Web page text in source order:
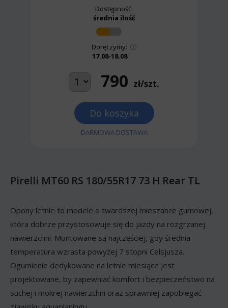
Dostępność:
średnia ilość
Doręczymy:
17.08-18.08
790 zł/szt.
Do koszyka
DARMOWA DOSTAWA
Pirelli MT60 RS 180/55R17 73 H Rear TL
Opony letnie to modele o twardszej mieszance gumowej,
która dobrze przystosowuje się do jazdy na rozgrzanej
nawierzchni. Montowane są najczęściej, gdy średnia
temperatura wzrasta powyżej 7 stopni Celsjusza.
Ogumienie dedykowane na letnie miesiące jest
projektowane, by zapewniać komfort i bezpieczeństwo na
suchej i mokrej nawierzchni oraz sprawniej zapobiegać